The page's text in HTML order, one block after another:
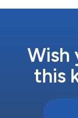
示，我们在推进基于
供差异化解决方案
场。” 今年的报告重
的四大核心支柱展开
Wish
this